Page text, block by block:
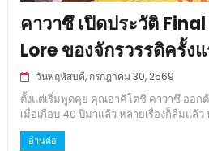
คาวาซึ เปิดประวัติ
Lore ของจักรวรรดิครั้ง
วันพฤหัสบดี, กรกฎาคม 30, 2569
ตั้งแต่เริ่มพูดคุย คุณอาคิโตชิ คาวาซึ ออกตัว
เมื่อเกือบ 40 ปีมาแล้ว หลายเรื่องก็ลืมแล้ว
อ่านต่อ